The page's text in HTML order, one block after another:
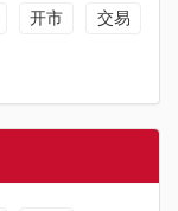
开市 交易